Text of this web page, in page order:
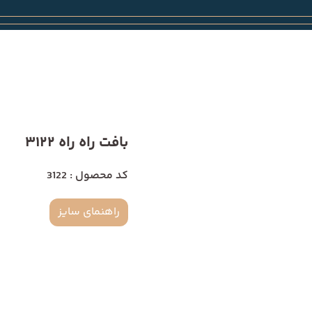
بافت راه راه 3122
کد محصول : 3122
راهنمای سایز